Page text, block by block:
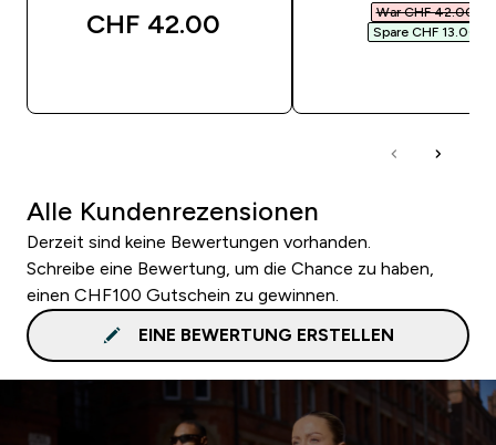
CHF 42.00‎
War CHF 42.00‎
Spare CHF 13.00‎
Alle Kundenrezensionen
Derzeit sind keine Bewertungen vorhanden.
Schreibe eine Bewertung, um die Chance zu haben,
einen CHF100 Gutschein zu gewinnen.
EINE BEWERTUNG ERSTELLEN